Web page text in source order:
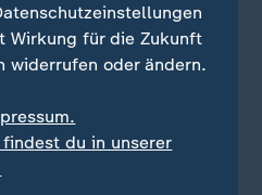
erneut stark
Produkte aktuell so
Wirkung für die Zukunft
widerrufen oder ändern.
du in unserer